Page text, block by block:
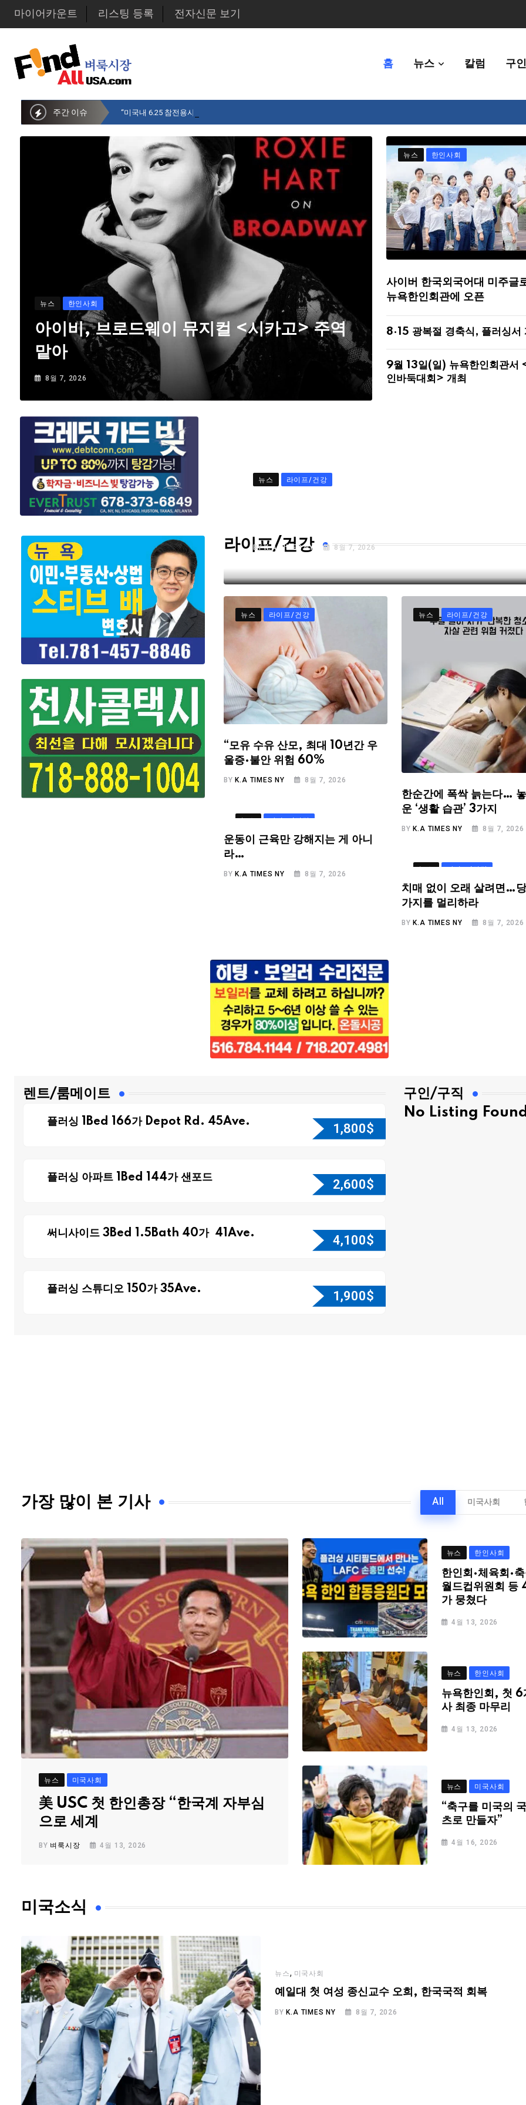
마이어카운트 리스팅 등록 전자신문 보기
홈 뉴스 칼럼 구
주간 이슈 “미국내 6.25 참전용사 중 14만명만 생존…180만명 중 8% 수준
뉴스 한인사회
아이비, 브로드웨이 뮤지컬 <시카고> 주역
맡아
8월 7, 2026
뉴스 한인사회
사이버 한국외국어대 미주글
뉴욕한인회관에 오픈
8·15 광복절 경축식, 플러싱서
9월 13일(일) 뉴욕한인회관서
인바둑대회> 개최
라이프/건강
뉴스 라이프/건강
BYK.A TIMES NY 8월 7, 2026
뉴스 라이프/건강
“모유 수유 산모, 최대 10년간 우
울증·불안 위험 60%
BYK.A TIMES NY 8월 7, 2026
뉴스 라이프/건강
한순간에 폭싹 늙는다…
운 ‘생활 습관’ 3가지
BY K.A TIMES NY 8월 7, 2026
뉴스 라이프/건강
운동이 근육만 강해지는 게 아니
라…
BYK.A TIMES NY 8월 7, 2026
뉴스 라이프/건강
치매 없이 오래 살려면…
가지를 멀리하라
BYK.A TIMES NY 8월 7, 2026
렌트/룸메이트
플러싱 1Bed 166가 Depot Rd. 45Ave. 1,800$
플러싱 아파트 1Bed 144가 샌포드 2,600$
써니사이드 3Bed 1.5Bath 40가 41Ave. 4,100$
플러싱 스튜디오 150가 35Ave. 1,900$
구인/구직
No Listing
가장 많이 본 기사 All 미국사회
뉴스 미국사회
美 USC 첫 한인총장 “한국계 자부심
으로 세계
BY 벼룩시장 4월 13, 2026
뉴스 한인사회
한인회·체육회·
월드컵위원회 등
가 뭉쳤다
4월 13, 2026
뉴스 한인사회
뉴욕한인회, 첫 6
사 최종 마무리
4월 13, 2026
뉴스 미국사회
“축구를 미국의
츠로 만들자”
4월 16, 2026
미국소식
뉴스, 미국사회
예일대 첫 여성 종신교수 오희, 한국국적 회복
BY K.A TIMES NY 8월 7, 2026